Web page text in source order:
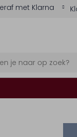
met Klarna